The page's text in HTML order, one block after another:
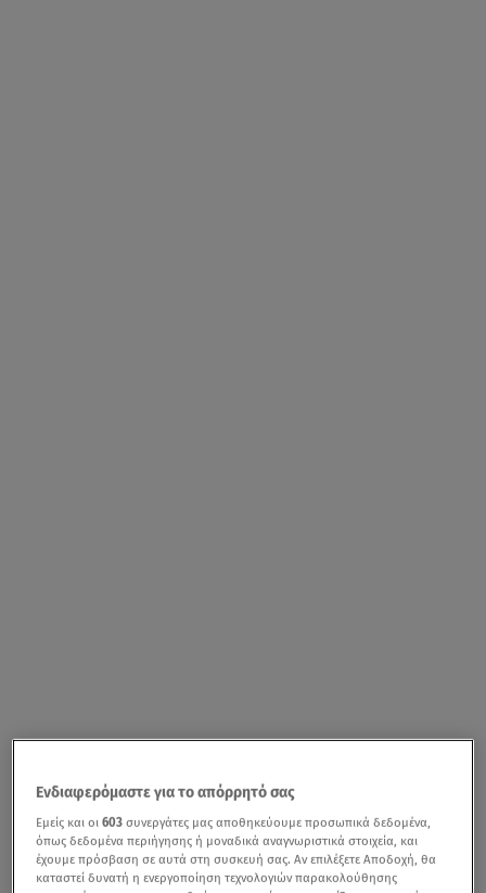
Ενδιαφερόμαστε για το απόρρητό σας
Εμείς και οι603 συνεργάτες μας αποθηκεύουμε προσωπικά δεδομένα,
όπως δεδομένα περιήγησης ή μοναδικά αναγνωριστικά στοιχεία, και
έχουμε πρόσβαση σε αυτά στη συσκευή σας. Αν επιλέξετε Αποδοχή, θα
καταστεί δυνατή η ενεργοποίηση τεχνολογιών παρακολούθησης